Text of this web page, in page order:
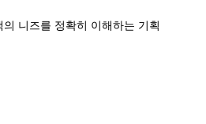
니즈를 정확히 이해하는 기획